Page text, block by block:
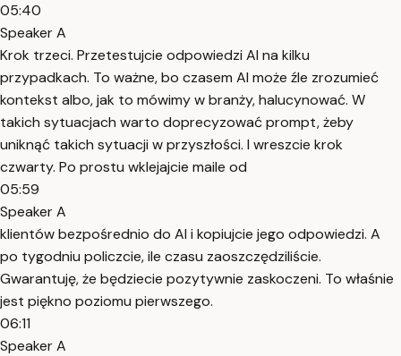
05:40
Speaker A
Krok trzeci. Przetestujcie odpowiedzi AI na kilku
przypadkach. To ważne, bo czasem AI może źle zrozumieć
kontekst albo, jak to mówimy w branży, halucynować. W
takich sytuacjach warto doprecyzować prompt, żeby
uniknąć takich sytuacji w przyszłości. I wreszcie krok
czwarty. Po prostu wklejajcie maile od
05:59
Speaker A
klientów bezpośrednio do AI i kopiujcie jego odpowiedzi. A
po tygodniu policzcie, ile czasu zaoszczędziliście.
Gwarantuję, że będziecie pozytywnie zaskoczeni. To właśnie
jest piękno poziomu pierwszego.
06:11
Speaker A